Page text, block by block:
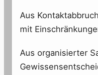
Aus
mit
Aus organisierter